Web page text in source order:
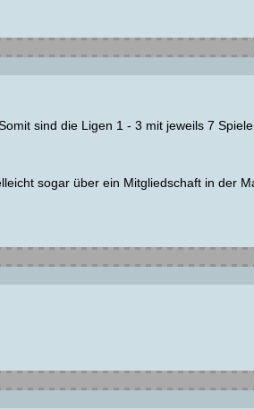
sind die Ligen 1 - 3 mit jeweils 7
sogar über ein Mitgliedschaft in der